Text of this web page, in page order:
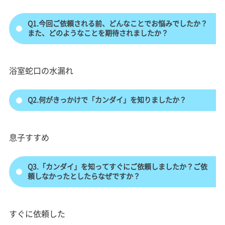
Q1.今回ご依頼される前、どんなことでお悩みでしたか？
また、どのようなことを期待されましたか？
浴室蛇口の水漏れ
Q2.何がきっかけで「カンダイ」を知りましたか？
息子すすめ
Q3.「カンダイ」を知ってすぐにご依頼しましたか？ご依
頼しなかったとしたらなぜですか？
すぐに依頼した